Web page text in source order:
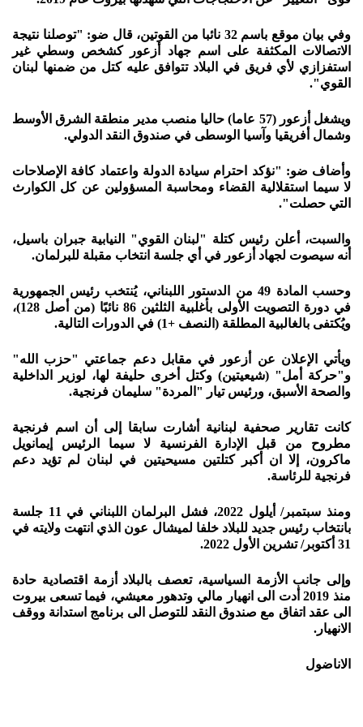
وفي بيان موقع باسم 32 نائبا من القوتين، قال ضو: "توصلنا نتيجة
الاتصالات المكثفة على اسم جهاد أزعور كشخص وسطي غير
استفزازي لأي فريق في البلاد تتوافق عليه كتل من ضمنها لبنان
القوي".
ويشغل أزعور (57 عاما) حاليا منصب مدير منطقة الشرق الأوسط
وشمال أفريقيا وآسيا الوسطى في صندوق النقد الدولي.
وأضاف ضو: "نؤكد احترام سيادة الدولة واعتماد كافة الإصلاحات
لا سيما استقلالية القضاء ومحاسبة المسؤولين عن كل الكوارث
التي حصلت".
والسبت، أعلن رئيس كتلة "لبنان القوي" النيابية جبران باسيل،
أنه سيصوت لجهاد أزعور في أي جلسة انتخاب مقبلة للبرلمان.
وحسب المادة 49 من الدستور اللبناني، يُنتخب رئيس الجمهورية
في دورة التصويت الأولى بأغلبية الثلثين 86 نائبًا (من أصل 128)،
ويُكتفى بالغالبية المطلقة (النصف +1) في الدورات التالية.
ويأتي الإعلان عن أزعور في مقابل دعم جماعتي "حزب الله"
و"حركة أمل" (شيعيتين) وكتل أخرى حليفة لها، لوزير الداخلية
والصحة الأسبق، ورئيس تيار "المردة" سليمان فرنجية.
كانت تقارير صحفية لبنانية أشارت سابقا إلى أن اسم فرنجية
مطروح من قبل الإدارة الفرنسية لا سيما الرئيس إيمانويل
ماكرون، إلا ان أكبر كتلتين مسيحيتين في لبنان لم تؤيد دعم
فرنجية للرئاسة.
ومنذ سبتمبر/ أيلول 2022، فشل البرلمان اللبناني في 11 جلسة
بانتخاب رئيس جديد للبلاد خلفا لميشال عون الذي انتهت ولايته في
31 أكتوبر/ تشرين الأول 2022.
وإلى جانب الأزمة السياسية، تعصف بالبلاد أزمة اقتصادية حادة
منذ 2019 أدت الى انهيار مالي وتدهور معيشي، فيما تسعى بيروت
الى عقد اتفاق مع صندوق النقد للتوصل الى برنامج استدانة ووقف
الانهيار.
الاناضول